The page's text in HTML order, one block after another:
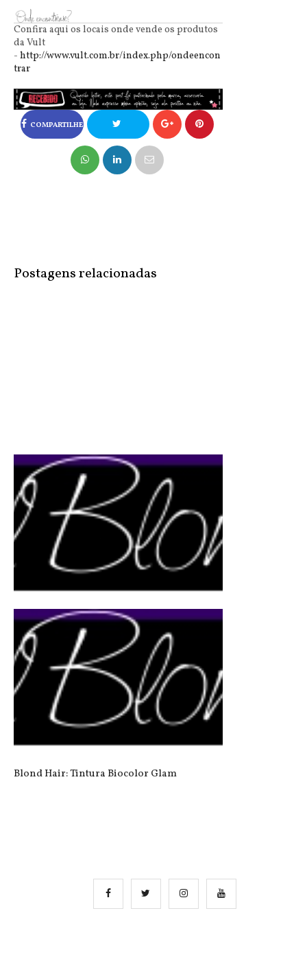
Confira aqui os locais onde vende os produtos
da Vult
- http://www.vult.com.br/index.php/ondeencon
trar
COMPARTILHE
NO FACEBOOK COMPARTILHE
Postagens relacionadas
Blond Hair: Intense Silver - Vizeme
Blond Hair: Linha Yellow Off
Blond Hair: Tintura Biocolor Glam